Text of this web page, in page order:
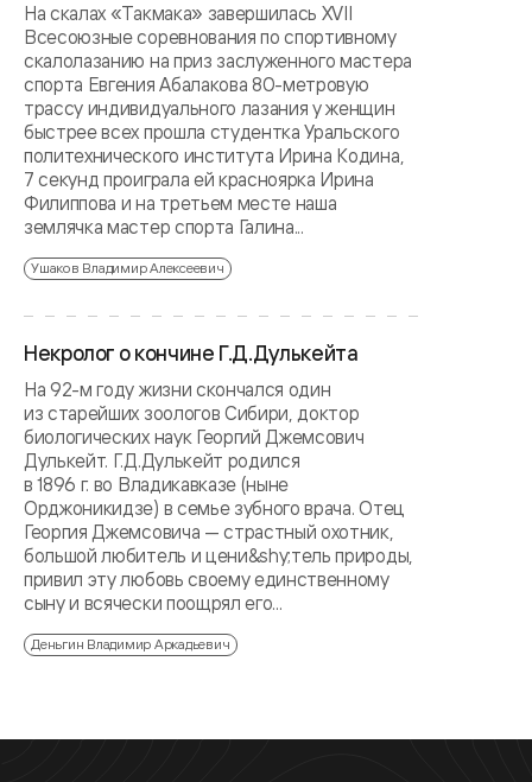
На скалах «Такмака» завершилась XVII
Всесоюзные соревнования по спортивному
скалолазанию на приз заслуженного мастера
спорта Евгения Абалакова 80-метровую
трассу индивидуального лазания у женщин
быстрее всех прошла студентка Уральского
политехнического института Ирина Кодина,
7 секунд проиграла ей красноярка Ирина
Филиппова и на третьем месте наша
землячка мастер спорта Галина...
Ушаков Владимир Алексеевич
Некролог о кончине Г.Д.Дулькейта
На 92-м году жизни скончался один
из старейших зоологов Сибири, доктор
биологических наук Георгий Джемсович
Дулькейт. Г.Д.Дулькейт родился
в 1896 г. во Владикавказе (ныне
Орджоникидзе) в семье зубного врача. Отец
Георгия Джемсовича — страстный охотник,
большой любитель и цени&shy;тель природы,
привил эту любовь своему единственному
сыну и всячески поощрял его...
Деньгин Владимир Аркадьевич